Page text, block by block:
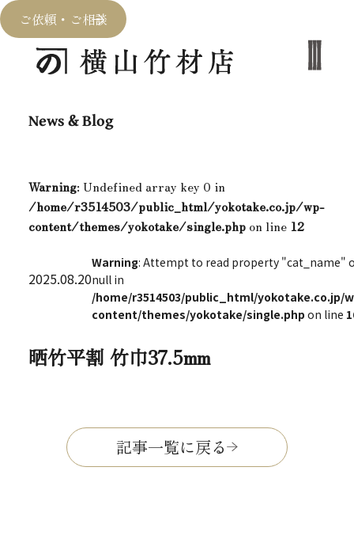
ご依頼・ご相談
News & Blog
Warning: Undefined array key 0 in
/home/r3514503/public_html/yokotake.co.jp/wp-
content/themes/yokotake/single.phpon line 12
2025.08.20
Warning: Attempt to read property "cat_name"
null in
/home/r3514503/public_html/yokotake.co.jp/
content/themes/yokotake/single.php on line
晒竹平割 竹巾37.5mm
記事一覧に戻る